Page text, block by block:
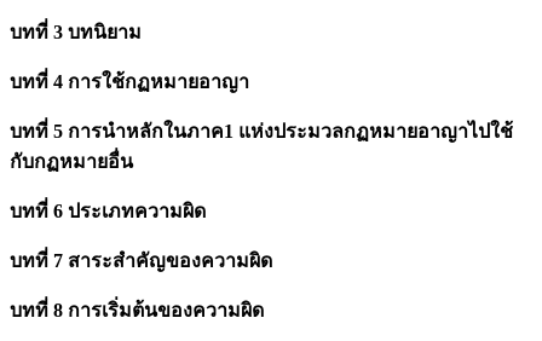
บทที่ 3 บทนิยาม
บทที่ 4 การใช้กฏหมายอาญา
บทที่ 5 การนำหลักในภาค1 แห่งประมวลกฏหมายอาญาไปใช้
กับกฏหมายอื่น
บทที่ 6 ประเภทความผิด
บทที่ 7 สาระสำคัญของความผิด
บทที่ 8 การเริ่มต้นของความผิด